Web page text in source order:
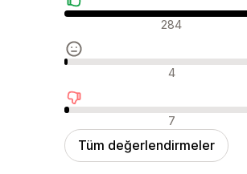
Olumlu değerlendirmeler
284
Nötr değerlendirmeler
4
Olumsuz değerlendirmeler
7
Tüm değerlendirmeler